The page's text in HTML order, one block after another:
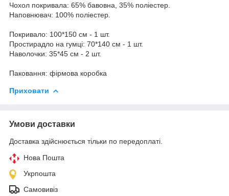
Чохол покривала: 65% бавовна, 35% поліестер.
Наповнювач: 100% поліестер.
Покривало: 100*150 см - 1 шт.
Простирадло на гумці: 70*140 см - 1 шт.
Наволочки: 35*45 см - 2 шт.
Паковання: фірмова коробка
Приховати
Умови доставки
Доставка здійснюється тільки по передоплаті.
Нова Пошта
Укрпошта
Самовивіз